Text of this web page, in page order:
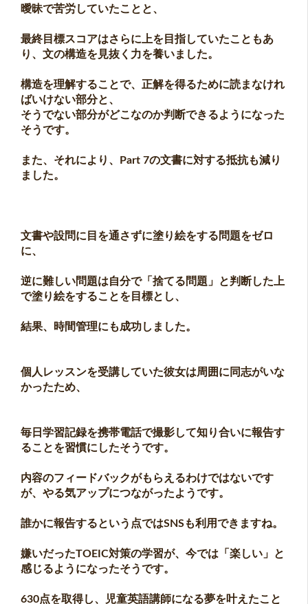
曖昧で苦労していたことと、
最終目標スコアはさらに上を目指していたこともあ
り、文の構造を見抜く力を養いました。
構造を理解することで、正解を得るために読まなけれ
ばいけない部分と、
そうでない部分がどこなのか判断できるようになった
そうです。
また、それにより、Part 7の文書に対する抵抗も減り
ました。
文書や設問に目を通さずに塗り絵をする問題をゼロ
に、
逆に難しい問題は自分で「捨てる問題」と判断した上
で塗り絵をすることを目標とし、
結果、時間管理にも成功しました。
個人レッスンを受講していた彼女は周囲に同志がいな
かったため、
毎日学習記録を携帯電話で撮影して知り合いに報告す
ることを習慣にしたそうです。
内容のフィードバックがもらえるわけではないです
が、やる気アップにつながったようです。
誰かに報告するという点ではSNSも利用できますね。
嫌いだったTOEIC対策の学習が、今では「楽しい」と
感じるようになったそうです。
630点を取得し、児童英語講師になる夢を叶えたこと